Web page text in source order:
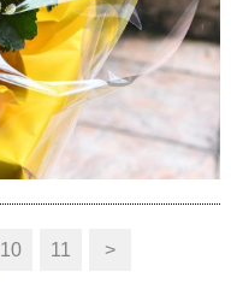
10 11 >